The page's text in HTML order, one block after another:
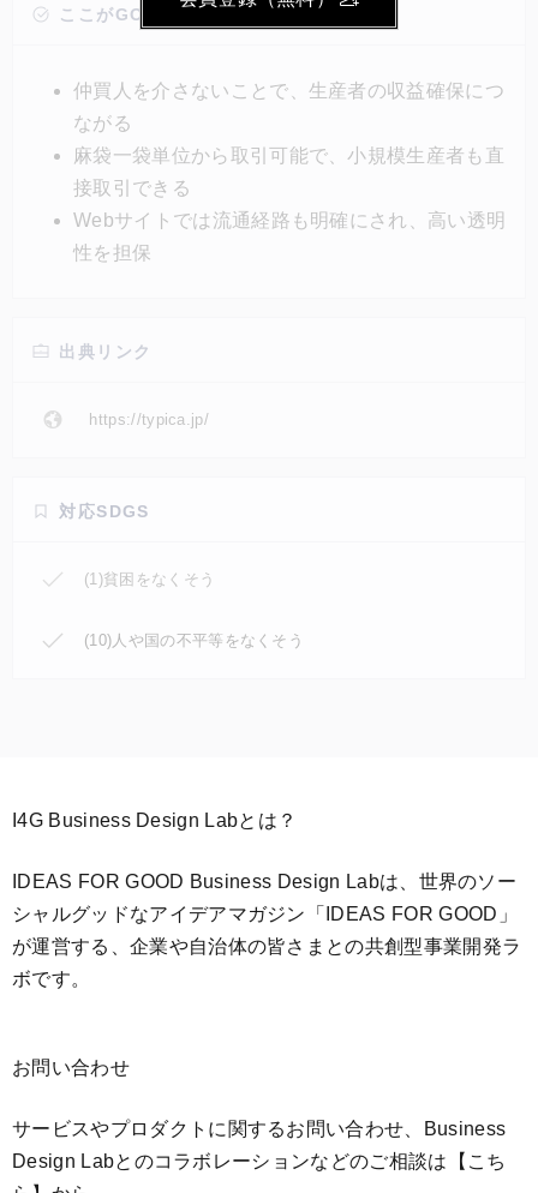
う。そうして得た情報をティピカのWebサイトに掲載
家から直接仕入れることができる。直接取引すること
で、コーヒー生産者の収益性確保と、高品質なコーヒ
ーのサステナビリティ向上を目的とする。
ここがGOOD!
仲買人を介さないことで、生産者の収益確保につ
ながる
麻袋一袋単位から取引可能で、小規模生産者も直
接取引できる
Webサイトでは流通経路も明確にされ、高い透明
性を担保
出典リンク
https://typica.jp/
対応SDGS
(1)貧困をなくそう
(10)人や国の不平等をなくそう
I4G Business Design Labとは？
IDEAS FOR GOOD Business Design Labは、世界のソー
シャルグッドなアイデアマガジン「IDEAS FOR GOOD」
が運営する、企業や自治体の皆さまとの共創型事業開発ラ
ボです。
お問い合わせ
サービスやプロダクトに関するお問い合わせ、Business
Design Labとのコラボレーションなどのご相談は 【こち